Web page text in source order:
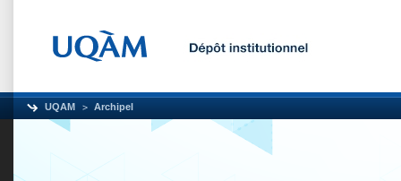
UQAM Archipel